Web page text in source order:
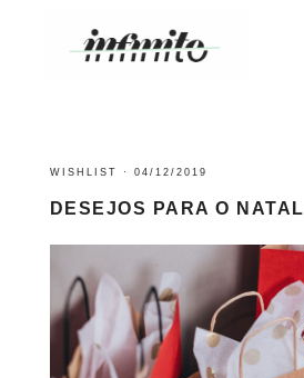
WISHLIST · 04/12/2019
DESEJOS PARA O NATAL